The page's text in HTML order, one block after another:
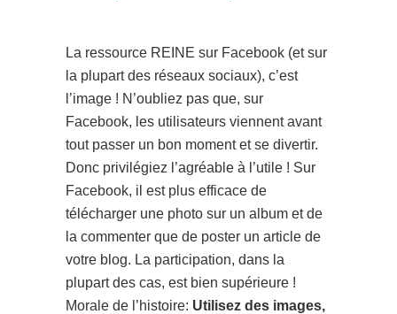
La ressource REINE sur Facebook (et sur
la plupart des réseaux sociaux), c’est
l’image ! N’oubliez pas que, sur
Facebook, les utilisateurs viennent avant
tout passer un bon moment et se divertir.
Donc privilégiez l’agréable à l’utile ! Sur
Facebook, il est plus efficace de
télécharger une photo sur un album et de
la commenter que de poster un article de
votre blog. La participation, dans la
plupart des cas, est bien supérieure !
Morale de l’histoire: Utilisez des images,